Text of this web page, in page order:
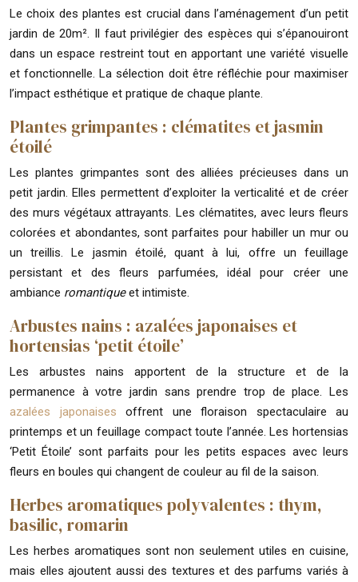
Le choix des plantes est crucial dans l’aménagement d’un petit
jardin de 20m². Il faut privilégier des espèces qui s’épanouiront
dans un espace restreint tout en apportant une variété visuelle
et fonctionnelle. La sélection doit être réfléchie pour maximiser
l’impact esthétique et pratique de chaque plante.
Plantes grimpantes : clématites et jasmin
étoilé
Les plantes grimpantes sont des alliées précieuses dans un
petit jardin. Elles permettent d’exploiter la verticalité et de créer
des murs végétaux attrayants. Les clématites, avec leurs fleurs
colorées et abondantes, sont parfaites pour habiller un mur ou
un treillis. Le jasmin étoilé, quant à lui, offre un feuillage
persistant et des fleurs parfumées, idéal pour créer une
ambiance romantiqueet intimiste.
Arbustes nains : azalées japonaises et
hortensias ‘petit étoile’
Les arbustes nains apportent de la structure et de la
permanence à votre jardin sans prendre trop de place. Les
azalées japonaises offrent une floraison spectaculaire au
printemps et un feuillage compact toute l’année. Les hortensias
‘Petit Étoile’ sont parfaits pour les petits espaces avec leurs
fleurs en boules qui changent de couleur au fil de la saison.
Herbes aromatiques polyvalentes : thym,
basilic, romarin
Les herbes aromatiques sont non seulement utiles en cuisine,
mais elles ajoutent aussi des textures et des parfums variés à